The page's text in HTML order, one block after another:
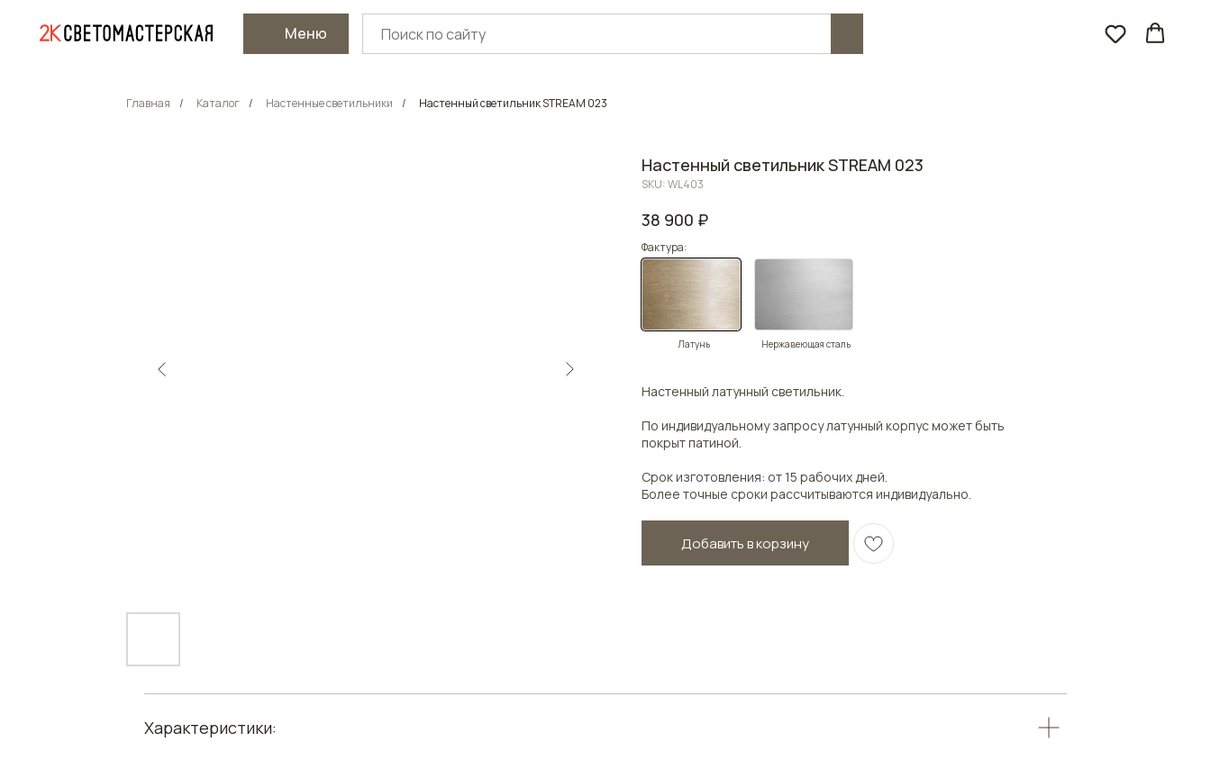
Меню
Главная / Каталог / Настенные светильники / Настенный светильник STREAM 023
Настенный светильник STREAM 023
SKU:WL403
38 900 ₽
Фактура:
Латунь Нержавеющая сталь
Настенный латунный светильник.
По индивидуальному запросу латунный корпус может быть
покрыт патиной.
Срок изготовления: от 15 рабочих дней.
Более точные сроки рассчитываются индивидуально.
Добавить в корзину
Характеристики: